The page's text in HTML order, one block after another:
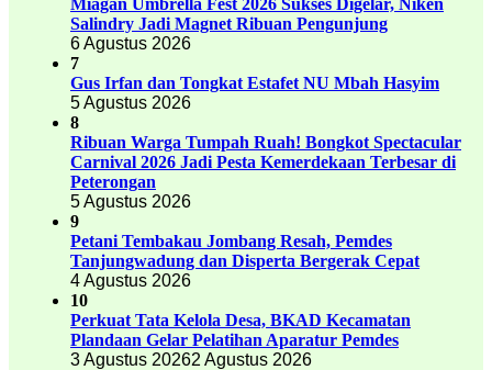
Salindry Jadi Magnet Ribuan Pengunjung
6 Agustus 2026
7
Gus Irfan dan Tongkat Estafet NU Mbah Hasyim
5 Agustus 2026
8
Ribuan Warga Tumpah Ruah! Bongkot Spectacular
Carnival 2026 Jadi Pesta Kemerdekaan Terbesar di
Peterongan
5 Agustus 2026
9
Petani Tembakau Jombang Resah, Pemdes
Tanjungwadung dan Disperta Bergerak Cepat
4 Agustus 2026
10
Perkuat Tata Kelola Desa, BKAD Kecamatan
Plandaan Gelar Pelatihan Aparatur Pemdes
3 Agustus 20262 Agustus 2026